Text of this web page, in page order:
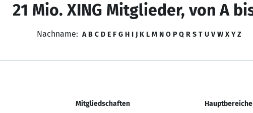
21 Mio. XING Mitglieder, von A
Nachname: A B C D E F G H I J K L M N O P Q R S T U V W X Y Z
Mitgliedschaften Hauptbereiche